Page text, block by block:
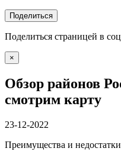
Поделиться
Поделиться страницей в
×
Обзор районов
смотрим карту
23-12-2022
Преимущества и